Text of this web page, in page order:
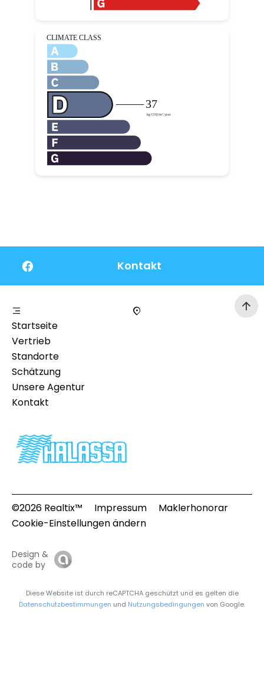
Kontakt
Startseite
Vertrieb
Standorte
Schätzung
Unsere Agentur
Kontakt
©2026 Realtix™ Impressum
Maklerhonorar
Cookie-Einstellungen ändern
Design &
code by
Diese Website ist durch reCAPTCHA geschützt und es gelten die
Datenschutzbestimmungen und Nutzungsbedingungen von Google.